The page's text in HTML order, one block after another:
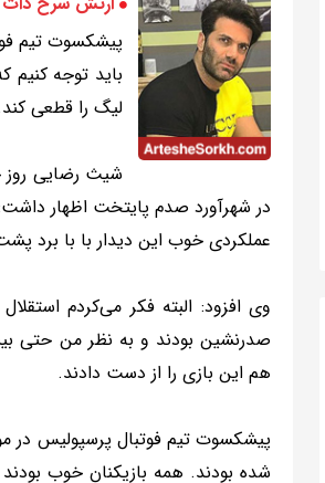
پیشکسوت تیم
باید توجه کنیم
لیگ را قطعی
شیث رضایی روز
در شهرآورد صدم پایتخت اظهار داشت:
عملکردی خوب این دیدار با با برد
وی افزود: البته فکر می‌کردم
صدرنشین بودند و به نظر من حتی
هم این بازی را از دست دادند.
پیشکسوت تیم فوتبال پرسپولیس در
شده بودند. همه بازیکنان خوب